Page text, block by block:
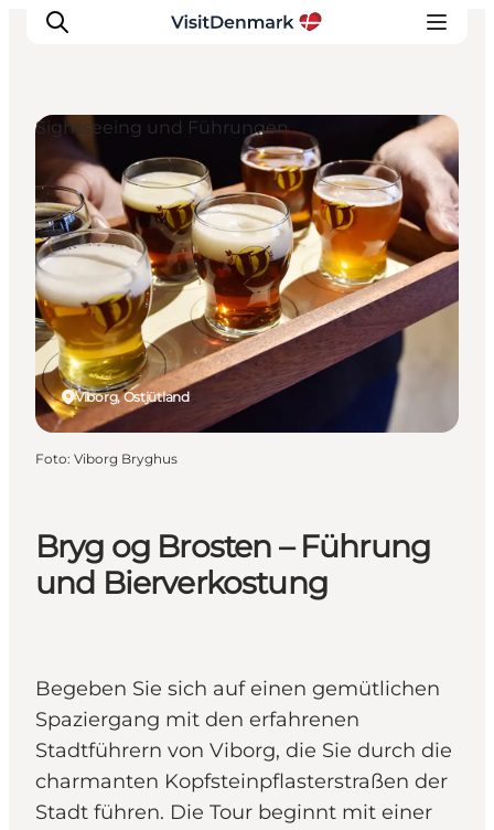
Inspiration
Regionen
Erlebnisse
Unterkünfte
Reiseplanung
Bryg og Brosten – Führung
und Bierverkostung
Begeben Sie sich auf einen gemütlichen
Spaziergang mit den erfahrenen
Stadtführern von Viborg, die Sie durch die
charmanten Kopfsteinpflasterstraßen der
Stadt führen. Die Tour beginnt mit einer
Viborg, Ostjütland
Sightseeing und Führungen
Foto: Viborg Bryghus